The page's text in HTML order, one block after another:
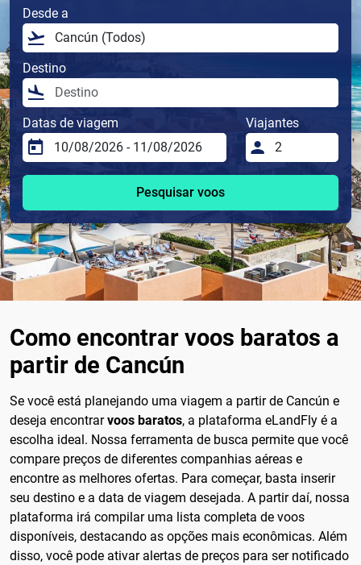
Desde a
Destino
Datas de viagem Viajantes
Pesquisar voos
Como encontrar voos baratos a
partir de Cancún
Se você está planejando uma viagem a partir de Cancún e
deseja encontrarvoos baratos, a plataforma eLandFly é a
escolha ideal. Nossa ferramenta de busca permite que você
compare preços de diferentes companhias aéreas e
encontre as melhores ofertas. Para começar, basta inserir
seu destino e a data de viagem desejada. A partir daí, nossa
plataforma irá compilar uma lista completa de voos
disponíveis, destacando as opções mais econômicas. Além
disso, você pode ativar alertas de preços para ser notificado